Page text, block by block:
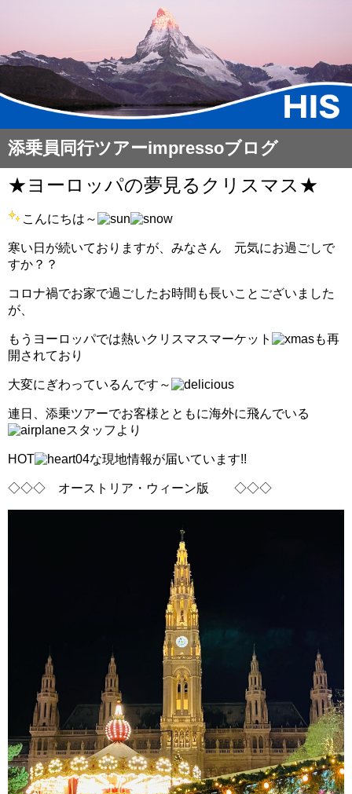
添乗員同行ツアーimpressoブログ
★ヨーロッパの夢見るクリスマス★
こんにちは～
寒い日が続いておりますが、みなさん 元気にお過ごしで
すか？？
コロナ禍でお家で過ごしたお時間も長いことございました
が、
もうヨーロッパでは熱いクリスマスマーケット
も再
開されており
大変にぎわっているんです～
連日、添乗ツアーでお客様とともに海外に飛んでいる
スタッフより
HOT な現地情報が届いています!!
◇◇◇ オーストリア・ウィーン版 ◇◇◇